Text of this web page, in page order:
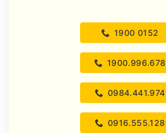
1900 0152
1900.996.678
0984.441.974
0916.555.128